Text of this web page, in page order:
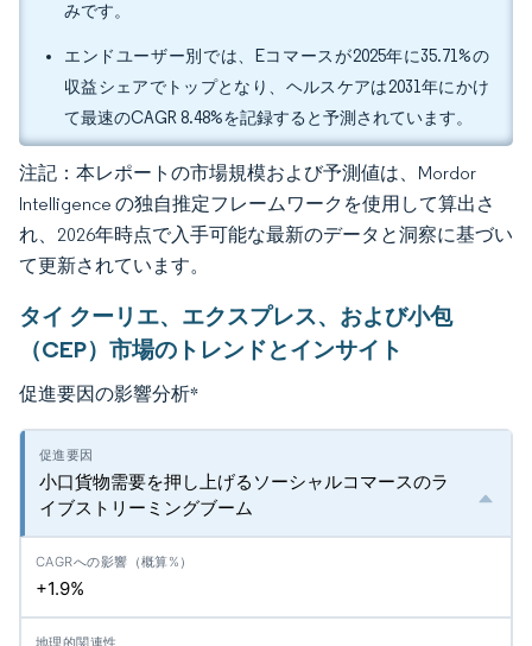
みです。
エンドユーザー別では、Eコマースが2025年に35.71%の
収益シェアでトップとなり、ヘルスケアは2031年にかけ
て最速のCAGR 8.48%を記録すると予測されています。
注記：本レポートの市場規模および予測値は、Mordor
Intelligence の独自推定フレームワークを使用して算出さ
れ、2026年時点で入手可能な最新のデータと洞察に基づい
て更新されています。
タイ クーリエ、エクスプレス、および小包
（CEP）市場のトレンドとインサイト
促進要因の影響分析*
小口貨物需要を押し上げるソーシャルコマースのラ
イブストリーミングブーム
+1.9%